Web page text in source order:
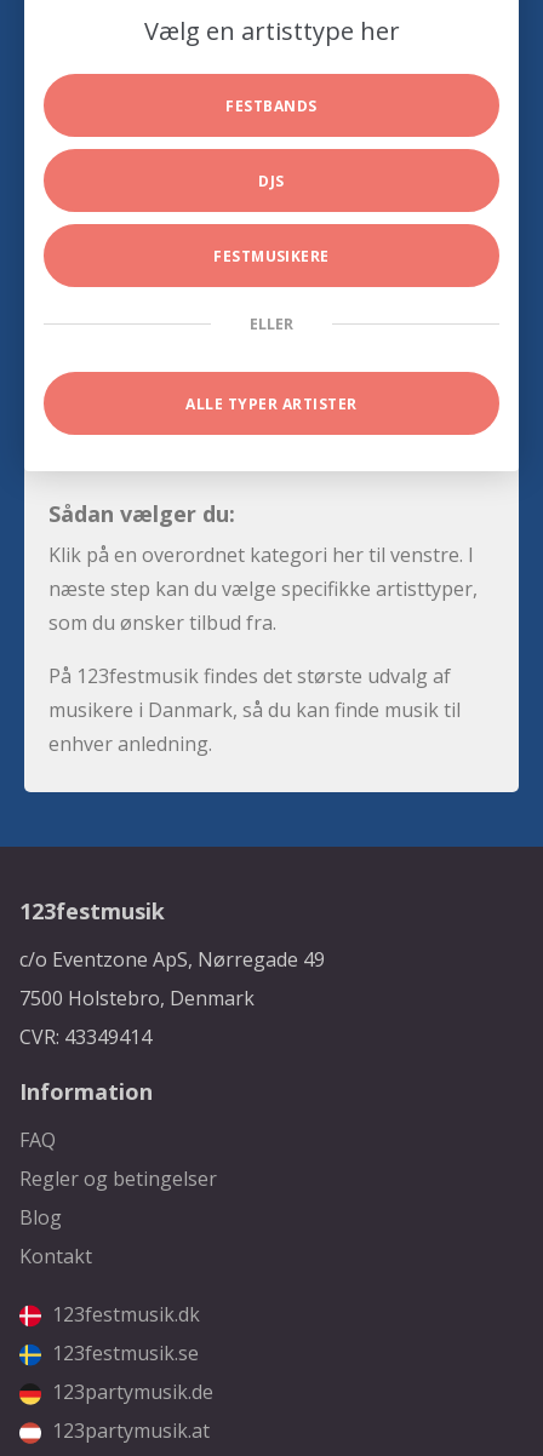
Vælg en artisttype her
FESTBANDS
DJS
FESTMUSIKERE
ELLER
ALLE TYPER ARTISTER
Sådan vælger du:
Klik på en overordnet kategori her til venstre. I
næste step kan du vælge specifikke artisttyper,
som du ønsker tilbud fra.
På 123festmusik findes det største udvalg af
musikere i Danmark, så du kan finde musik til
enhver anledning.
123festmusik
c/o Eventzone ApS, Nørregade 49
7500 Holstebro, Denmark
CVR: 43349414
Information
FAQ
Regler og betingelser
Blog
Kontakt
123festmusik.dk
123festmusik.se
123partymusik.de
123partymusik.at